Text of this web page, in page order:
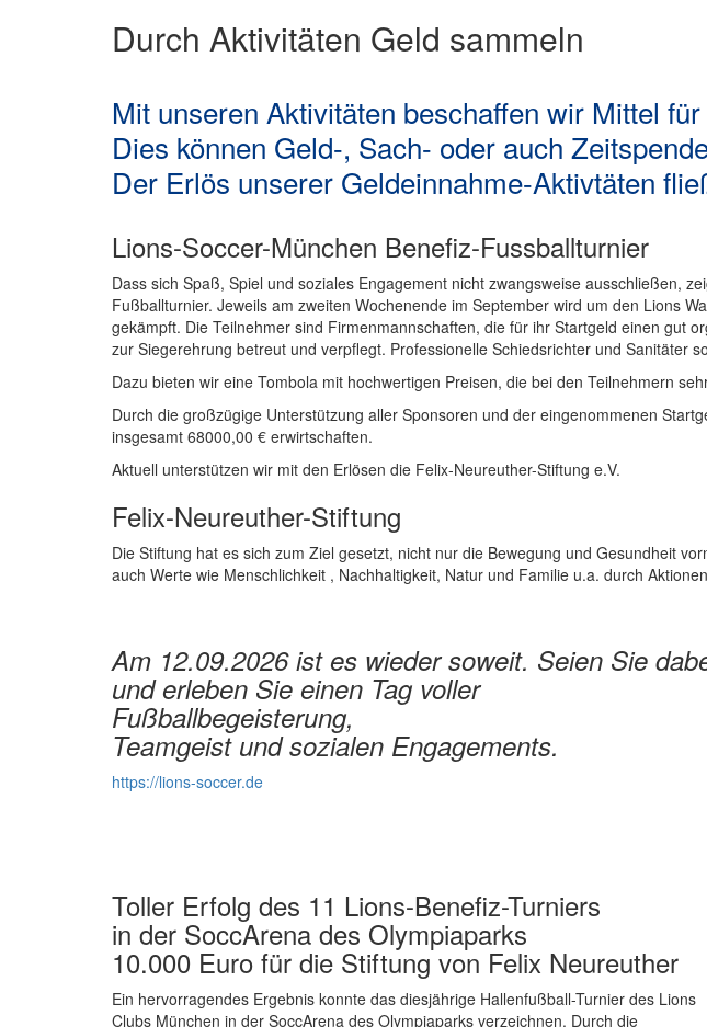
Durch Aktivitäten Geld sammeln
Mit unseren Aktivitäten beschaffen wir Mittel
Dies können Geld-, Sach- oder auch
Der Erlös unserer Geldeinnahme-Aktivtäten
Lions-Soccer-München Benefiz-Fussballturnier
Dass sich Spaß, Spiel und soziales Engagement nicht zwangsweise ausschließen,
Fußballturnier. Jeweils am zweiten Wochenende im September wird um den Lions
gekämpft. Die Teilnehmer sind Firmenmannschaften, die für ihr Startgeld einen gut
zur Siegerehrung betreut und verpflegt. Professionelle Schiedsrichter und Sanitäter
Dazu bieten wir eine Tombola mit hochwertigen Preisen, die bei den Teilnehmern
Durch die großzügige Unterstützung aller Sponsoren und der eingenommenen
insgesamt 68000,00 € erwirtschaften.
Aktuell unterstützen wir mit den Erlösen die Felix-Neureuther-Stiftung e.V.
Felix-Neureuther-Stiftung
Die Stiftung hat es sich zum Ziel gesetzt, nicht nur die Bewegung und Gesundheit
auch Werte wie Menschlichkeit , Nachhaltigkeit, Natur und Familie u.a. durch
Am 12.09.2026 ist es wieder soweit. Seien Sie
und erleben Sie einen Tag voller
Fußballbegeisterung,
Teamgeist und sozialen Engagements.
https://lions-soccer.de
Toller Erfolg des 11 Lions-Benefiz-Turniers
in der SoccArena des Olympiaparks
10.000 Euro für die Stiftung von Felix Neureuther
Ein hervorragendes Ergebnis konnte das diesjährige Hallenfußball-Turnier des Lions
Clubs München in der SoccArena des Olympiaparks verzeichnen. Durch die